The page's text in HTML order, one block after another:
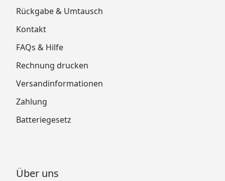
Rückgabe & Umtausch
Kontakt
FAQs & Hilfe
Rechnung drucken
Versandinformationen
Zahlung
Batteriegesetz
Über uns